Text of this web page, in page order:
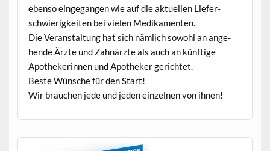
eben­so einge­gan­gen wie auf die aktuellen Liefer­
schwierigkeit­en bei vie­len Medikamenten.
Die Ver­anstal­tung hat sich näm­lich sowohl an ange­
hende Ärzte und Zah­närzte als auch an kün­ftige
Apothek­erin­nen und Apothek­er gerichtet.
Beste Wün­sche für den Start!
Wir brauchen jede und jeden einzel­nen von ihnen!